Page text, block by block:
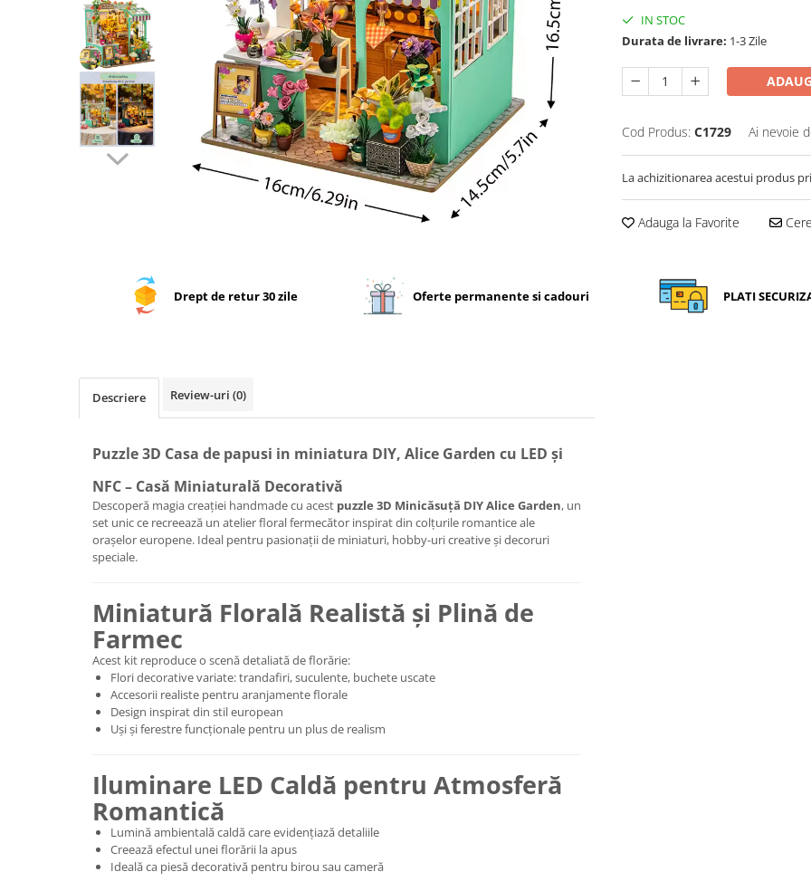
IN STOC
Durata de livrare: 1-3 Zile
Cod Produs: C1729 Ai nevoie
La achizitionarea acestui produs
Adauga la Favorite
Drept de retur 30 zile Oferte permanente si cadouri PLATI
Descriere Review-uri (0)
Puzzle 3D Casa de papusi in miniatura DIY, Alice Garden cu LED și
NFC – Casă Miniaturală Decorativă
Descoperă magia creației handmade cu acest puzzle 3D Minicăsuță DIY Alice Garden, un
set unic ce recreează un atelier floral fermecător inspirat din colțurile romantice ale
orașelor europene. Ideal pentru pasionații de miniaturi, hobby-uri creative și decoruri
speciale.
Miniatură Florală Realistă și Plină de
Farmec
Acest kit reproduce o scenă detaliată de florărie:
Flori decorative variate: trandafiri, suculente, buchete uscate
Accesorii realiste pentru aranjamente florale
Design inspirat din stil european
Uși și ferestre funcționale pentru un plus de realism
Iluminare LED Caldă pentru Atmosferă
Romantică
Lumină ambientală caldă care evidențiază detaliile
Creează efectul unei florării la apus
Ideală ca piesă decorativă pentru birou sau cameră